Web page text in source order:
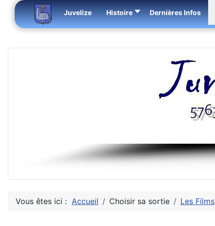
Juvelize Histoire Dernières Infos
Vous êtes ici : Accueil Choisir sa sortie Les Films